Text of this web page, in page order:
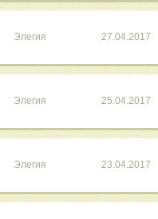
Элегия 27.04.2017
Элегия 25.04.2017
Элегия 23.04.2017